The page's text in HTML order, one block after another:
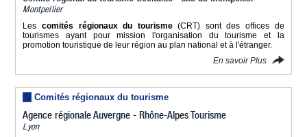
Montpellier
Les comités régionaux du tourisme(CRT) sont des offices de
tourismes ayant pour mission l'organisation du tourisme et la
promotion touristique de leur région au plan national et à l'étranger.
En savoir Plus
Comités régionaux du tourisme
Agence régionale Auvergne - Rhône-Alpes Tourisme
Lyon